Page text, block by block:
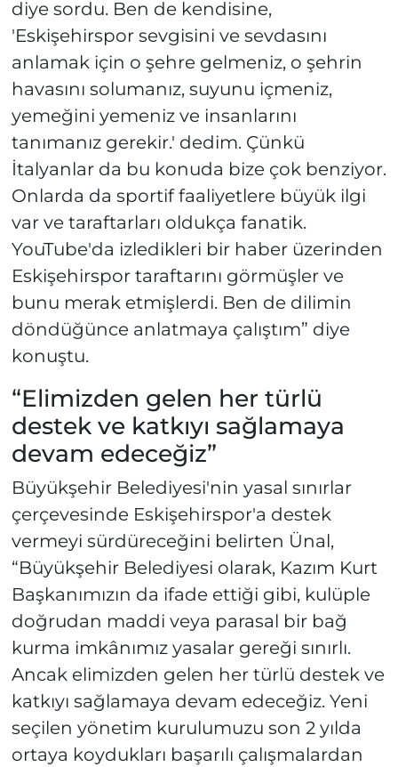
diye sordu. Ben de kendisine,
'Eskişehirspor sevgisini ve sevdasını
anlamak için o şehre gelmeniz, o şehrin
havasını solumanız, suyunu içmeniz,
yemeğini yemeniz ve insanlarını
tanımanız gerekir.' dedim. Çünkü
İtalyanlar da bu konuda bize çok benziyor.
Onlarda da sportif faaliyetlere büyük ilgi
var ve taraftarları oldukça fanatik.
YouTube'da izledikleri bir haber üzerinden
Eskişehirspor taraftarını görmüşler ve
bunu merak etmişlerdi. Ben de dilimin
döndüğünce anlatmaya çalıştım” diye
konuştu.
“Elimizden gelen her türlü
destek ve katkıyı sağlamaya
devam edeceğiz”
Büyükşehir Belediyesi'nin yasal sınırlar
çerçevesinde Eskişehirspor'a destek
vermeyi sürdüreceğini belirten Ünal,
“Büyükşehir Belediyesi olarak, Kazım Kurt
Başkanımızın da ifade ettiği gibi, kulüple
doğrudan maddi veya parasal bir bağ
kurma imkânımız yasalar gereği sınırlı.
Ancak elimizden gelen her türlü destek ve
katkıyı sağlamaya devam edeceğiz. Yeni
seçilen yönetim kurulumuzu son 2 yılda
ortaya koydukları başarılı çalışmalardan